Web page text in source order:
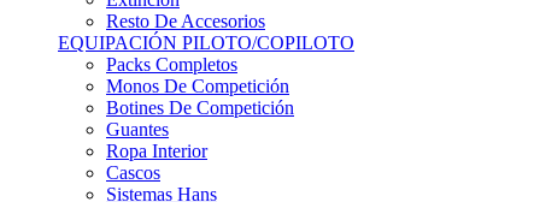
Resto De Accesorios
EQUIPACIÓN PILOTO/COPILOTO
Packs Completos
Monos De Competición
Botines De Competición
Guantes
Ropa Interior
Cascos
Sistemas Hans